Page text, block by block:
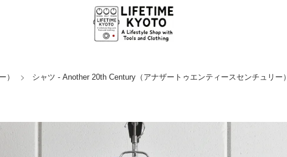
） シャツ - Another 20th Century（アナザートゥエンティースセンチュリー）